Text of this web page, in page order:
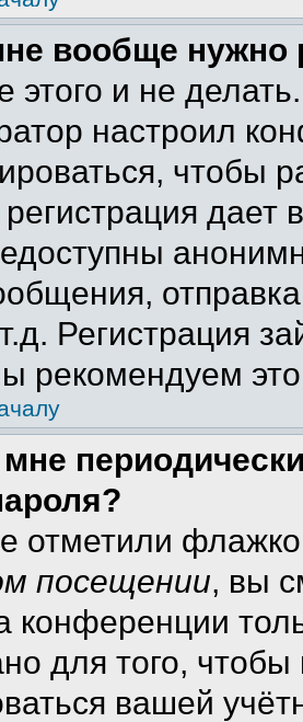
вообще нужно
и не
настроил
чтобы
Регистрация
рекомендуем
отметили
посещении, вы
конференции
для того, чтобы
вашей